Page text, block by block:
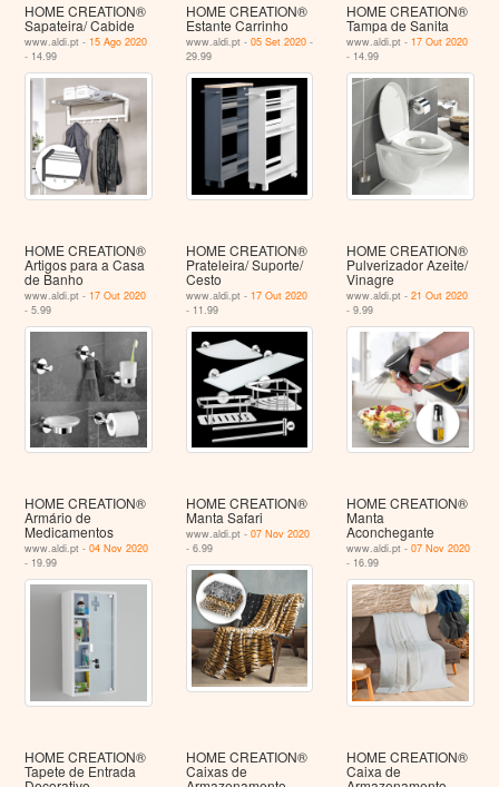
HOME CREATION®
Sapateira/ Cabide
www.aldi.pt - 15 Ago 2020
- 14.99
HOME CREATION®
Estante Carrinho
www.aldi.pt - 05 Set 2020-
29.99
HOME CREATION®
Tampa de Sanita
www.aldi.pt - 17 Out 2020
- 14.99
HOME CREATION®
Artigos para a Casa
de Banho
www.aldi.pt - 17 Out 2020
- 5.99
HOME CREATION®
Prateleira/ Suporte/
Cesto
www.aldi.pt - 17 Out 2020
- 11.99
HOME CREATION®
Pulverizador Azeite/
Vinagre
www.aldi.pt -21 Out 2020
- 9.99
HOME CREATION®
Armário de
Medicamentos
www.aldi.pt -04 Nov 2020
- 19.99
HOME CREATION®
Manta Safari
www.aldi.pt - 07 Nov 2020
- 6.99
HOME CREATION®
Manta
Aconchegante
www.aldi.pt -07 Nov 2020
- 16.99
HOME CREATION®
Tapete de Entrada
HOME CREATION®
Caixas de
HOME CREATION®
Caixa de